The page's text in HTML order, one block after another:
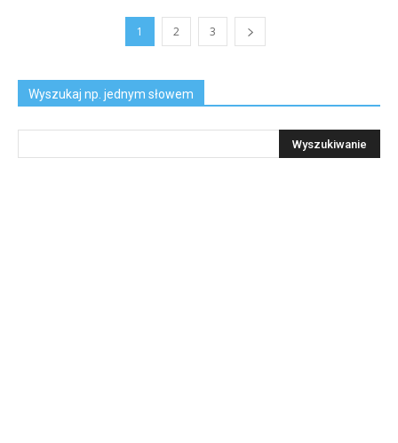
1 2 3
Wyszukaj np. jednym słowem